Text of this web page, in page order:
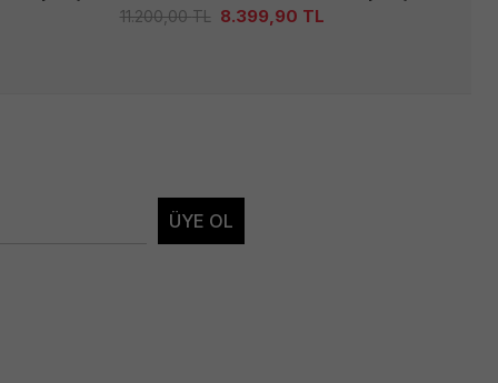
11.200,00TL 8.399,90 TL
ÜYE OL